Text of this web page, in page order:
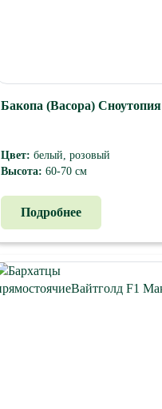
Бакопа (Bacopa) Сноутопия
Цвет: белый, розовый
Высота: 60-70 см
июль, август, сентябрь Высота
Подробнее